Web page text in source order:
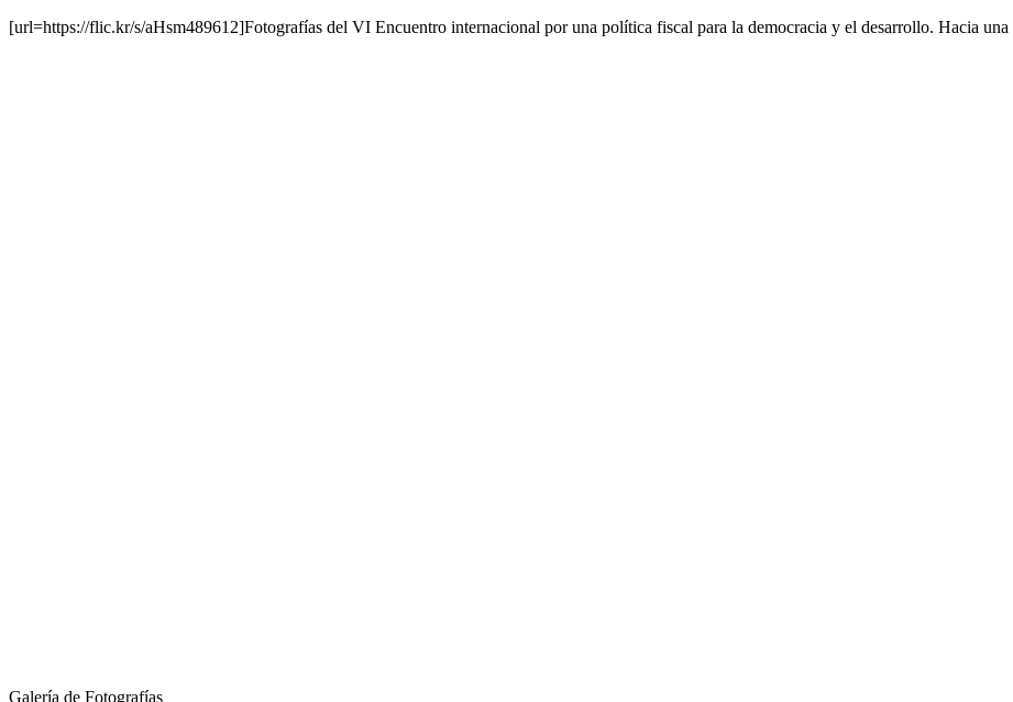
[url=https://flic.kr/s/aHsm489612]Fotografías del VI Encuentro internacional por una política fiscal para la democracia y el desarrollo. Hacia
Galería de Fotografías